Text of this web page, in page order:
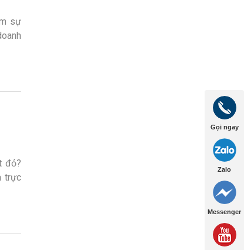
sự
đỏ?
trực
Gọi ngay
Zalo
Messenger